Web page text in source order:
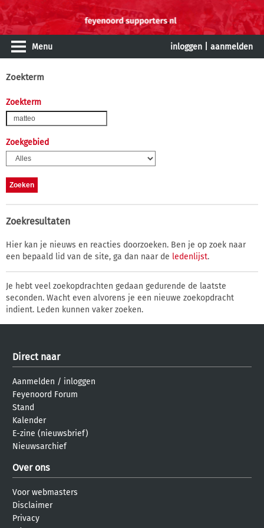
Menu inloggen aanmelden
Zoekterm
Zoekterm
Zoekgebied
Zoekresultaten
Hier kan je nieuws en reacties doorzoeken. Ben je op zoek naar
een bepaald lid van de site, ga dan naar de ledenlijst.
Je hebt veel zoekopdrachten gedaan gedurende de laatste
seconden. Wacht even alvorens je een nieuwe zoekopdracht
indient. Leden kunnen vaker zoeken.
Direct naar
Aanmelden / inloggen
Feyenoord Forum
Stand
Kalender
E-zine (nieuwsbrief)
Nieuwsarchief
Over ons
Voor webmasters
Disclaimer
Privacy